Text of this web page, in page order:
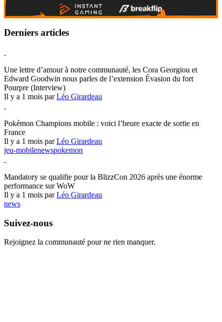
Derniers articles
Une lettre d’amour à notre communauté, les Cora Georgiou et
Edward Goodwin nous parles de l’extension Évasion du fort
Pourpre (Interview)
Il y a 1 mois parLéo Girardeau
Pokémon Champions mobile : voici l’heure exacte de sortie en
France
Il y a 1 mois parLéo Girardeau
jeu-mobilenewspokemon
Mandatory se qualifie pour la BlizzCon 2026 après une énorme
performance sur WoW
Il y a 1 mois parLéo Girardeau
news
Suivez-nous
Rejoignez la communauté pour ne rien manquer.